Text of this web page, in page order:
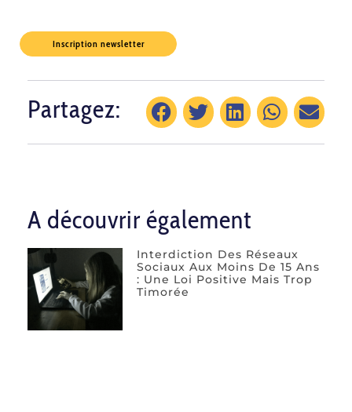
Inscription newsletter
Partagez:
A découvrir également
Interdiction Des Réseaux
Sociaux Aux Moins De 15 Ans
: Une Loi Positive Mais Trop
Timorée